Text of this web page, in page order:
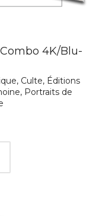
Combo 4K/Blu-
, Culte, Éditions
, Portraits de